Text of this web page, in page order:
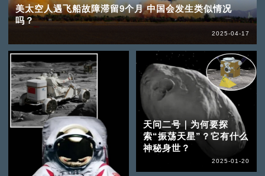
美太空人遇飞船故障滞留9个月 中国会发生类似情况
吗？
2025-04-17
天问二号｜为何要探
索“振荡天星”？它有什么
神秘身世？
2025-01-20